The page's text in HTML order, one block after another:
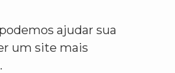
ajudar sua
um site mais